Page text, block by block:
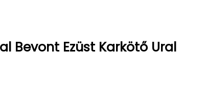
Bevont Ezüst Karkötő Ural